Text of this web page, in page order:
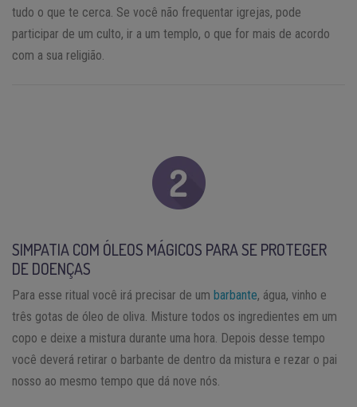
tudo o que te cerca. Se você não frequentar igrejas, pode
participar de um culto, ir a um templo, o que for mais de acordo
com a sua religião.
SIMPATIA COM ÓLEOS MÁGICOS PARA SE PROTEGER
DE DOENÇAS
Para esse ritual você irá precisar de um barbante, água, vinho e
três gotas de óleo de oliva. Misture todos os ingredientes em um
copo e deixe a mistura durante uma hora. Depois desse tempo
você deverá retirar o barbante de dentro da mistura e rezar o pai
nosso ao mesmo tempo que dá nove nós.